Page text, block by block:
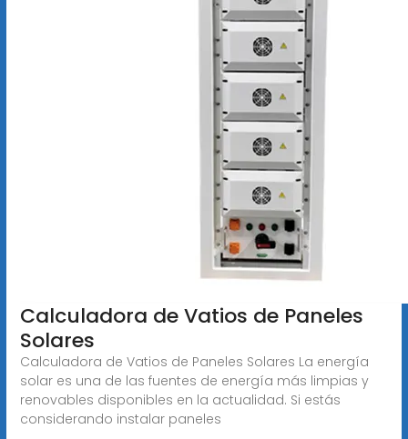
Calculadora de Vatios de Paneles
Solares
Calculadora de Vatios de Paneles Solares La energía
solar es una de las fuentes de energía más limpias y
renovables disponibles en la actualidad. Si estás
considerando instalar paneles